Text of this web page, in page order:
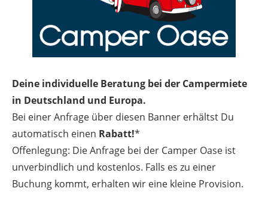
Deine individuelle Beratung bei der Campermiete
in Deutschland und Europa.
Bei einer Anfrage über diesen Banner erhältst Du
automatisch einen Rabatt!*
Offenlegung: Die Anfrage bei der Camper Oase ist
unverbindlich und kostenlos. Falls es zu einer
Buchung kommt, erhalten wir eine kleine Provision.